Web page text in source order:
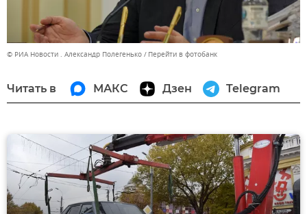
© РИА Новости . Александр Полегенько Перейти в фотобанк
Читать в МАКС Дзен Telegram